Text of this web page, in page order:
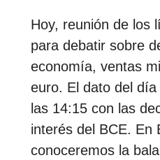
Hoy, reunión de los
para debatir sobre
economía, ventas
euro. El dato del
las 14:15 con las
interés del BCE. En
conoceremos la